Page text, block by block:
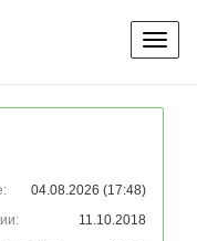
04.08.2026 (17:48)
11.10.2018